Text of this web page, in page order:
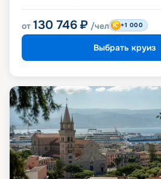
от 130 746 ₽ /чел +1 000
Выбрать круиз